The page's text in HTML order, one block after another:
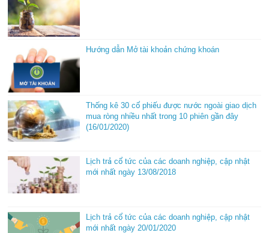
Hướng dẫn Mở tài khoản chứng khoán
Thống kê 30 cổ phiếu được nước ngoài giao dịch
mua ròng nhiều nhất trong 10 phiên gần đây
(16/01/2020)
Lịch trả cổ tức của các doanh nghiệp, cập nhật
mới nhất ngày 13/08/2018
Lịch trả cổ tức của các doanh nghiệp, cập nhật
mới nhất ngày 20/01/2020